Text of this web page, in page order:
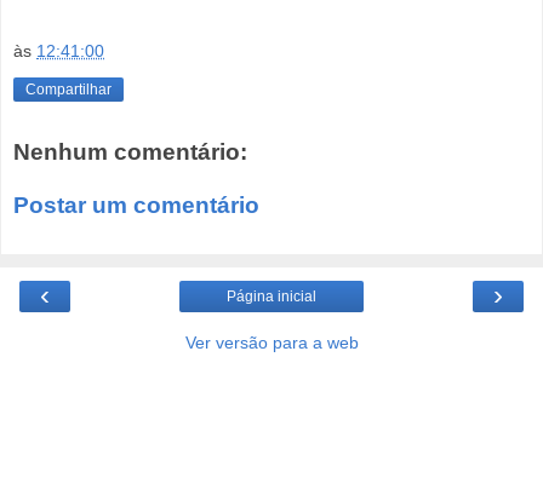
às 12:41:00
Compartilhar
Nenhum comentário:
Postar um comentário
‹ ›
Página inicial
Ver versão para a web